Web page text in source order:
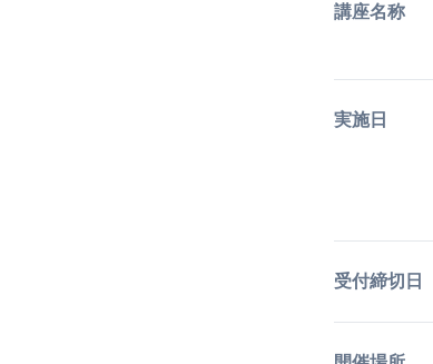
講座名称
実施日
受付締切日